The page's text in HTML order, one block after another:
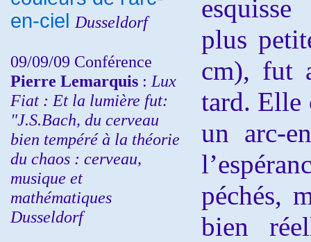
en-ciel Dusseldorf
09/09/09 Conférence
Pierre Lemarquis : Lux
Fiat : Et la lumière fut:
"J.S.Bach, du cerveau
bien tempéré à la théorie
du chaos : cerveau,
musique et
mathématiques
Dusseldorf
plus
cm), fut
tard. Elle
un arc-
péchés,
bien